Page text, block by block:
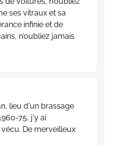
ses vitraux et sa
infinie et de
n’oubliez jamais
lieu d'un brassage
75, j'y ai
De merveilleux